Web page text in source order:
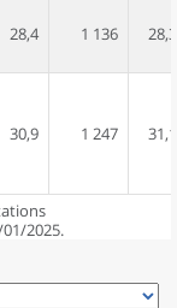
28,4 1 136 28,3
30,9 1 247 31,1
2025.